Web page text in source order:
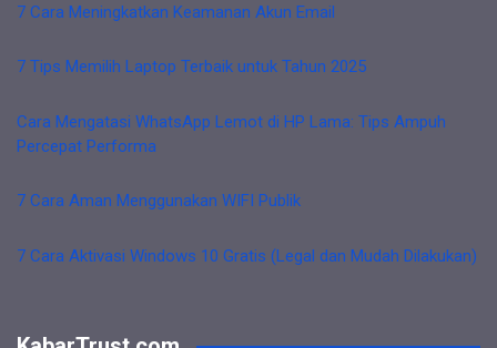
7 Cara Meningkatkan Keamanan Akun Email
7 Tips Memilih Laptop Terbaik untuk Tahun 2025
Cara Mengatasi WhatsApp Lemot di HP Lama: Tips Ampuh
Percepat Performa
7 Cara Aman Menggunakan WIFI Publik
7 Cara Aktivasi Windows 10 Gratis (Legal dan Mudah Dilakukan)